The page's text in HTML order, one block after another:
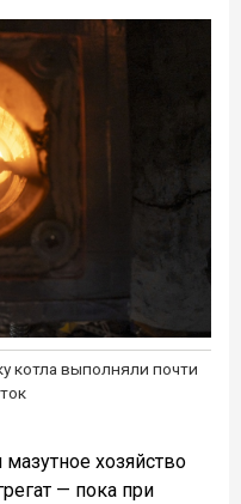
котла выполняли почти
мазутное хозяйство
— пока при